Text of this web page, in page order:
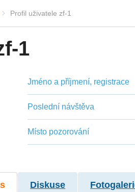
Profil uživatele zf-1
1
Jméno a příjmení, registrace
Poslední návštěva
Místo pozorování
Diskuse